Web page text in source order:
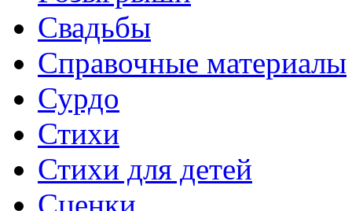
Свадьбы
Справочные материалы
Сурдо
Стихи
Стихи для детей
Сценки